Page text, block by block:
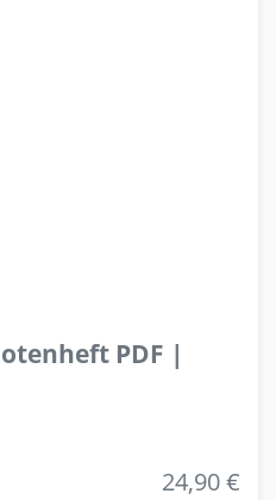
PDF |
24,90 €